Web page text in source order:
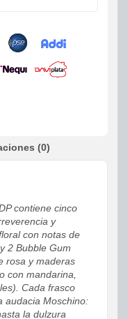
(0)
contiene cinco
y
con notas de
2 Bubble Gum
rosa y maderas
con mandarina,
Cada frasco
audacia Moschino:
la dulzura